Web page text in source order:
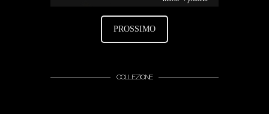
PROSSIMO
COLLEZIONE